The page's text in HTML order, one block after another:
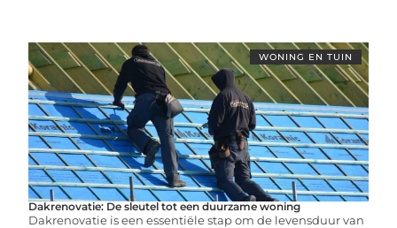
WONING EN TUIN
Dakrenovatie: De sleutel tot een duurzame woning
Dakrenovatie is een essentiële stap om de levensduur van